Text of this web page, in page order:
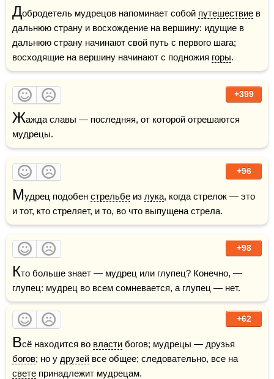
Добродетель мудрецов напоминает собой путешествие в
дальнюю страну и восхождение на вершину: идущие в
дальнюю страну начинают свой путь с первого шага;
восходящие на вершину начинают с подножия горы.
+399
Жажда славы — последняя, от которой отрешаются
мудрецы.
+96
Мудрец подобен стрельбе из лука, когда стрелок — это
и тот, кто стреляет, и то, во что выпущена стрела.
+98
Кто больше знает — мудрец или глупец? Конечно, —
глупец: мудрец во всем сомневается, а глупец — нет.
+62
Всё находится во власти
богов; но у друзей
свете принадлежит мудрецам.